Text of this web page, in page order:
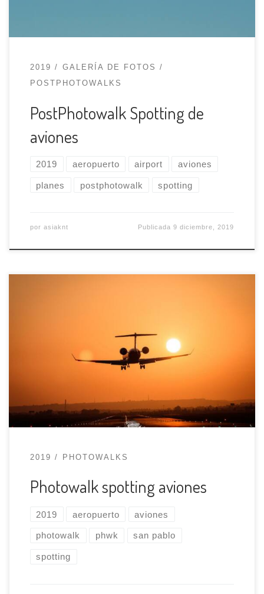
2019
GALERÍA DE FOTOS
POSTPHOTOWALKS
PostPhotowalk Spotting de
aviones
2019 aeropuerto airport aviones
planes postphotowalk spotting
por asiaknt Publicada9 diciembre, 2019
el sábado 23 de noviembre lo haremos realidad.
Iremos al aeropuerto de Sevilla, a uno de los
miradores de aviones, preferiblemente al de la
2019 PHOTOWALKS
Photowalk spotting aviones
2019 aeropuerto aviones
photowalk phwk san pablo
spotting